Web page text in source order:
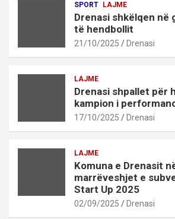
SPORT LAJME
Drenasi shkëlqen në
të hendbollit
21/10/2025 Drenasi
LAJME
Drenasi shpallet për
kampion i
17/10/2025 Drenasi
LAJME
Komuna e Drenasit
marrëveshjet e
Start Up 2025
02/09/2025 Drenasi